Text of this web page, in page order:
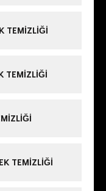
TEMIZLIĞI
TEMIZLIĞI
TEMIZLIĞI